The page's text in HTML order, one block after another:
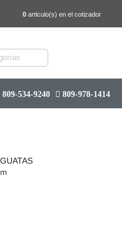
0 articulo(s) en el cotizador
809-534-9240 809-978-1414